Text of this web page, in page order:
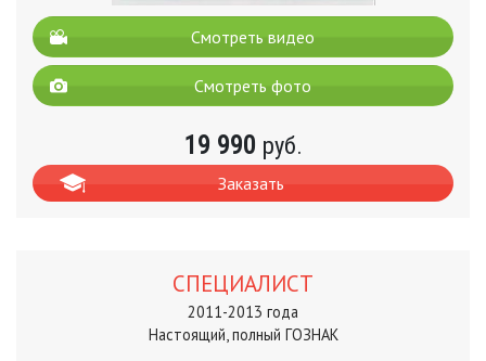
Смотреть видео
Смотреть фото
19 990 руб.
Заказать
СПЕЦИАЛИСТ
2011-2013 года
Настоящий, полный ГОЗНАК